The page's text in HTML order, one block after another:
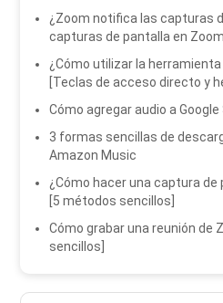
¿Zoom notifica las capturas
capturas de pantalla en
¿Cómo utilizar la
[Teclas de acceso directo y
Cómo agregar audio a
3 formas sencillas de
Amazon Music
¿Cómo hacer una captura
[5 métodos sencillos]
Cómo grabar una reunión de
sencillos]